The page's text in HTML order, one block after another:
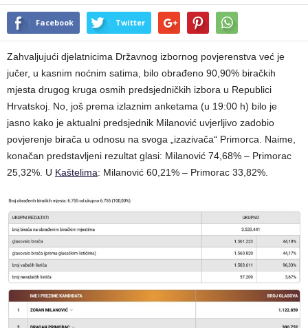
Facebook Twitter
Zahvaljujući djelatnicima Državnog izbornog povjerenstva već je
jučer, u kasnim noćnim satima, bilo obrađeno 90,90% biračkih
mjesta drugog kruga osmih predsjedničkih izbora u Republici
Hrvatskoj. No, još prema izlaznim anketama (u 19:00 h) bilo je
jasno kako je aktualni predsjednik Milanović uvjerljivo zadobio
povjerenje birača u odnosu na svoga „izazivača“ Primorca. Naime,
konačan predstavljeni rezultat glasi: Milanović 74,68% – Primorac
25,32%. U Kaštelima: Milanović 60,21% – Primorac 33,82%.